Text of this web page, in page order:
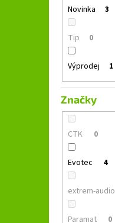
Novinka 3
Tip 0
Výprodej 1
Značky
CTK 0
Evotec 4
extrem-audio
Paramat 0
1 690 Kč
Původně: